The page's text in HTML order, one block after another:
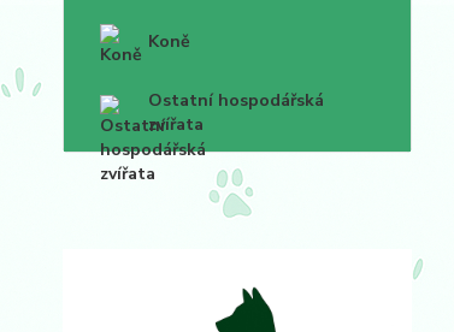
Koně
Ostatní hospodářská
zvířata